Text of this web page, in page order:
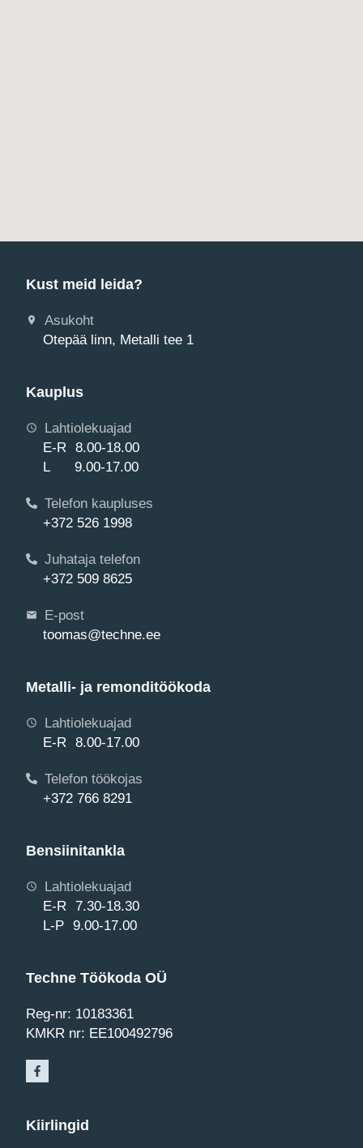
Kust meid leida?
Asukoht
Otepää linn, Metalli tee 1
Kauplus
Lahtiolekuajad
E-R 8.00-18.00
L 9.00-17.00
Telefon kaupluses
+372 526 1998
Juhataja telefon
+372 509 8625
E-post
toomas@techne.ee
Metalli- ja remonditöökoda
Lahtiolekuajad
E-R 8.00-17.00
Telefon töökojas
+372 766 8291
Bensiinitankla
Lahtiolekuajad
E-R 7.30-18.30
L-P 9.00-17.00
Techne Töökoda OÜ
Reg-nr: 10183361
KMKR nr: EE100492796
Kiirlingid